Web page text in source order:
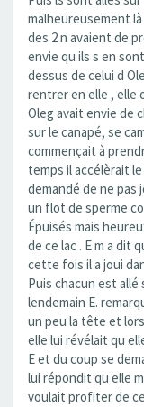
malheureusement
des 2 n avaient de
envie qu ils s en
dessus de celui d
rentrer en elle , elle
Oleg avait envie de
sur le canapé, se
commençait à
temps il accélèrait
demandé de ne pas
un flot de sperme
Épuisés mais
de ce lac . E m a dit
cette fois il a joui
Puis chacun est allé
lendemain E.
un peu la tête et
elle lui révélait qu
E et du coup se
lui répondit qu elle
voulait profiter de